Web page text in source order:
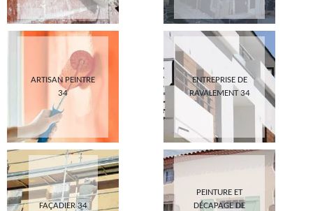
ARTISAN PEINTRE
34
ENTREPRISE DE
RAVALEMENT 34
FAÇADIER 34
PEINTURE ET
DÉCAPAGE DE